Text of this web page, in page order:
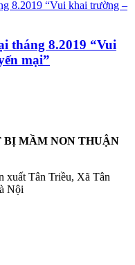
tháng 8.2019 “Vui
mại”
BỊ MẦM NON THUẬN
xuất Tân Triều, Xã Tân
Nội